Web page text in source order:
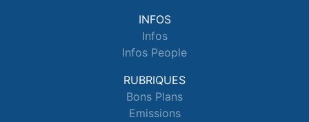
INFOS
Infos
Infos People
RUBRIQUES
Bons Plans
Emissions